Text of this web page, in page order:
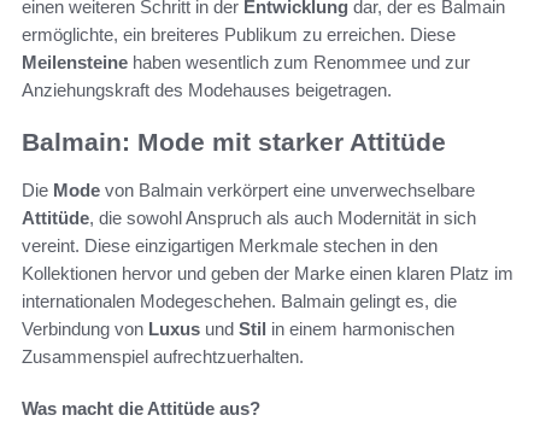
einen weiteren Schritt in der Entwicklung dar, der es Balmain
ermöglichte, ein breiteres Publikum zu erreichen. Diese
Meilensteine haben wesentlich zum Renommee und zur
Anziehungskraft des Modehauses beigetragen.
Balmain: Mode mit starker Attitüde
Die Mode von Balmain verkörpert eine unverwechselbare
Attitüde, die sowohl Anspruch als auch Modernität in sich
vereint. Diese einzigartigen Merkmale stechen in den
Kollektionen hervor und geben der Marke einen klaren Platz im
internationalen Modegeschehen. Balmain gelingt es, die
Verbindung von Luxus und Stil in einem harmonischen
Zusammenspiel aufrechtzuerhalten.
Was macht die Attitüde aus?